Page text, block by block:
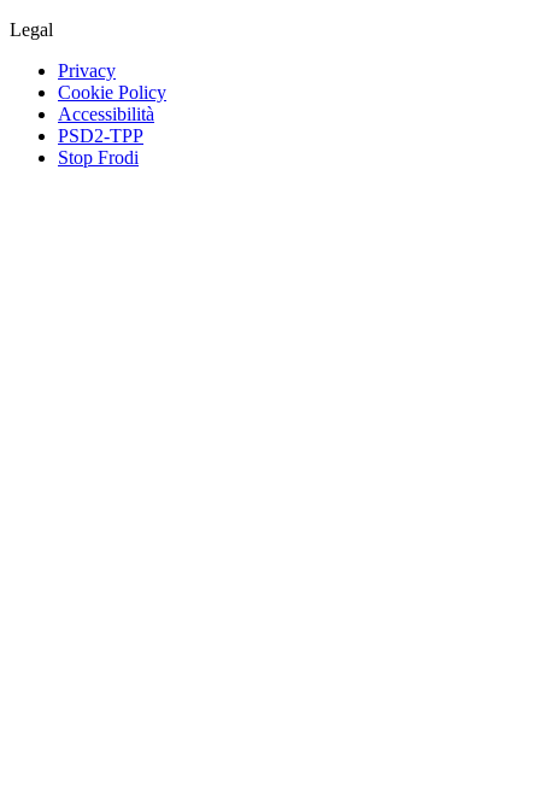
Legal
Privacy
Cookie Policy
Accessibilità
PSD2-TPP
Stop Frodi